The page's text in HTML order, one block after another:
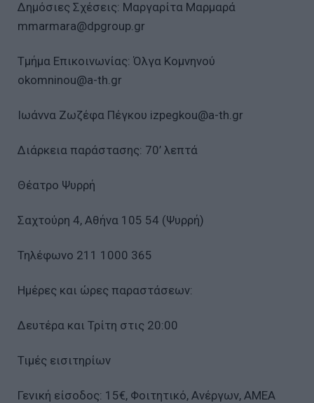
Δημόσιες Σχέσεις: Μαργαρίτα Μαρμαρά
mmarmara@dpgroup.gr
Τμήμα Επικοινωνίας: Όλγα Κομνηνού
okomninou@a-th.gr
Ιωάννα Ζωζέφα Πέγκου izpegkou@a-th.gr
Διάρκεια παράστασης: 70’ λεπτά
Θέατρο Ψυρρή
Σαχτούρη 4, Αθήνα 105 54 (Ψυρρή)
Τηλέφωνο 211 1000 365
Ημέρες και ώρες παραστάσεων:
Δευτέρα και Τρίτη στις 20:00
Τιμές εισιτηρίων
Γενική είσοδος: 15€, Φοιτητικό, Ανέργων, ΑΜΕΑ